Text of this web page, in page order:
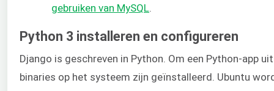
gebruiken van MySQL.
Python 3 installeren en configureren
Django is geschreven in Python. Om een Python-app
binaries op het systeem zijn geïnstalleerd. Ubuntu